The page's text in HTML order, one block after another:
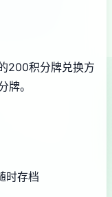
200积分牌兑换方
牌。
时存档